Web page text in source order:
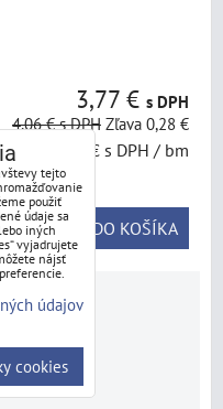
3,77 € s DPH
4,06 €s DPH Zľava 0,28 €
1,51 € s DPH / bm
ks DO KOŠÍKA
tejto
použiť
údaje sa
iných
vyjadrujete
nájsť
údajov
cookies